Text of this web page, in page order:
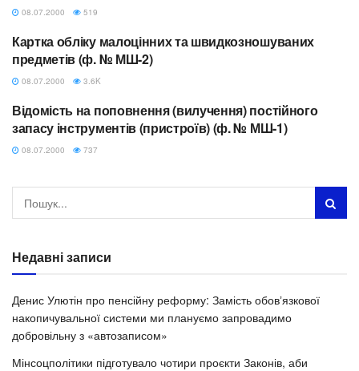
08.07.2000 519
БУХОБЛІК
Картка обліку малоцінних та швидкозношуваних
предметів (ф. № МШ-2)
08.07.2000 3.6K
БУХОБЛІК
Відомість на поповнення (вилучення) постійного
запасу інструментів (пристроїв) (ф. № МШ-1)
08.07.2000 737
Недавні записи
Денис Улютін про пенсійну реформу: Замість обовʼязкової
накопичувальної системи ми плануємо запровадимо
добровільну з «автозаписом»
Мінсоцполітики підготувало чотири проєкти Законів, аби